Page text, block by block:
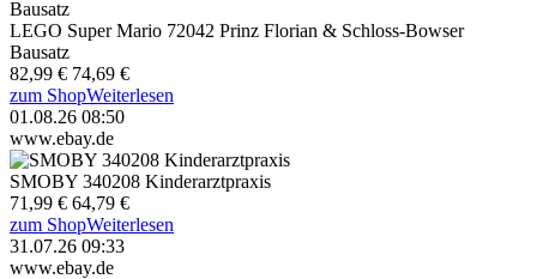
LEGO Super Mario 72042 Prinz Florian & Schloss-Bowser
Bausatz
82,99 € 74,69 €
zum ShopWeiterlesen
01.08.26 08:50
www.ebay.de
SMOBY 340208 Kinderarztpraxis
71,99 € 64,79 €
zum ShopWeiterlesen
31.07.26 09:33
www.ebay.de